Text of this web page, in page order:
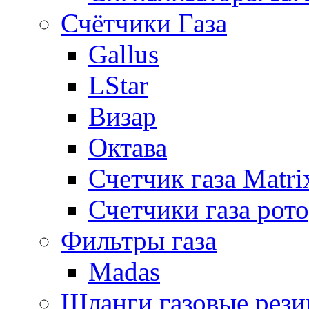
Счётчики Газа
Gallus
LStar
Визар
Октава
Счетчик газа
Счетчики газа
Фильтры газа
Madas
Шланги газовые